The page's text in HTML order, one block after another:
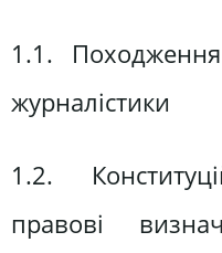
1.1.
журналістики
1.2.
правові